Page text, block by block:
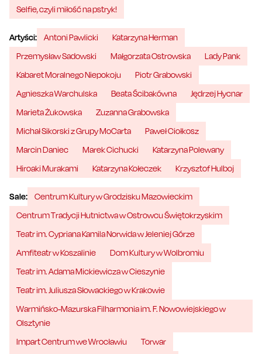
Selfie, czyli miłość na pstryk!
Artyści: Antoni Pawlicki
Katarzyna Herman
Przemysław Sadowski
Małgorzata Ostrowska
Lady Pank
Kabaret Moralnego Niepokoju
Piotr Grabowski
Agnieszka Warchulska
Beata Ścibakówna
Jędrzej Hycnar
Marieta Żukowska
Zuzanna Grabowska
Michał Sikorski z Grupy MoCarta
Paweł Ciołkosz
Marcin Daniec
Marek Cichucki
Katarzyna Polewany
Hiroaki Murakami
Katarzyna Kołeczek Krzysztof Hulboj
Sale:
Centrum Kultury w Grodzisku Mazowieckim
Centrum Tradycji Hutnictwa w Ostrowcu Świętokrzyskim
Teatr im. Cypriana Kamila Norwida w Jeleniej Górze
Amfiteatr w Koszalinie
Dom Kultury w Wolbromiu
Teatr im. Adama Mickiewicza w Cieszynie
Teatr im. Juliusza Słowackiego w Krakowie
Warmińsko-Mazurska Filharmonia im. F. Nowowiejskiego w
Olsztynie
Impart Centrum we Wrocławiu
Torwar